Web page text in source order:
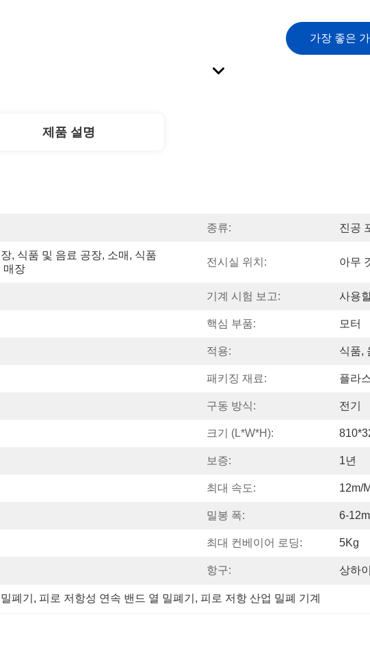
가장 좋은
제품 설명
종류: 진공
, 식품 및 음료 공장, 소매, 식품
매장
전시실 위치: 아무
기계 시험 보고: 사용
핵심 부품: 모터
적용: 식품,
패키징 재료: 플라
구동 방식: 전기
크기 (L*W*H):
보증: 1년
최대 속도: 12m/
밀봉 폭: 6-
최대 컨베이어 로딩: 5Kg
항구: 상하
폐기 , 피로 저항성 연속 밴드 열 밀폐기 , 피로 저항 산업 밀폐 기계